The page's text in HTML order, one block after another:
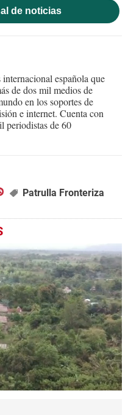
de noticias
española que
de dos mil medios de
en los soportes de
e internet. Cuenta con
periodistas de 60
Patrulla Fronteriza